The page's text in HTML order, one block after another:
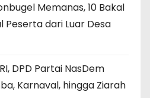
Memanas, 10 Bakal
Peserta dari Luar Desa
DPD Partai NasDem
Karnaval, hingga Ziarah